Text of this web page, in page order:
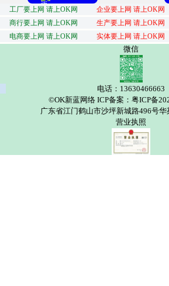
工厂要上网 请上OK网 企业要上网 请上OK网
商行要上网 请上OK网
生产要上网 请上OK网
电商要上网 请上OK网
实体要上网 请上OK网
微信
电话：13630466663
©OK新蓝网络 ICP备案：粤ICP备
广东省江门鹤山市沙坪新城路496号华
营业执照